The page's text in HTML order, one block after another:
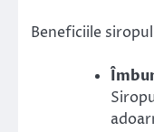
Beneficiile